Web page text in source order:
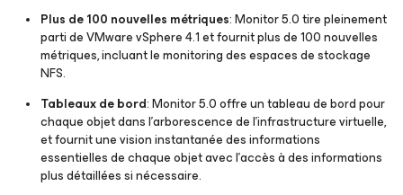
Plus de 100 nouvelles métriques: Monitor 5.0 tire pleinement
parti de VMware vSphere 4.1 et fournit plus de 100 nouvelles
métriques, incluant le monitoring des espaces de stockage
NFS.
Tableaux de bord: Monitor 5.0 offre un tableau de bord pour
chaque objet dans l’arborescence de l’infrastructure virtuelle,
et fournit une vision instantanée des informations
essentielles de chaque objet avec l’accès à des informations
plus détaillées si nécessaire.